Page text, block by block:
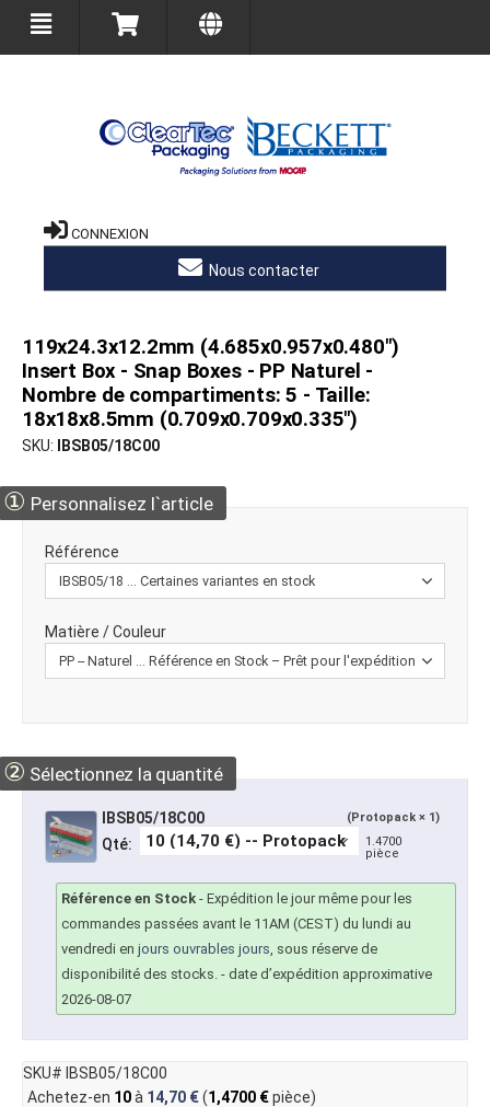
CONNEXION
Nous contacter
119x24.3x12.2mm (4.685x0.957x0.480")
Insert Box - Snap Boxes - PP Naturel -
Nombre de compartiments: 5 - Taille:
18x18x8.5mm (0.709x0.709x0.335")
SKU IBSB05/18C00
① Personnalisez l`article
Référence
Matière / Couleur
② Sélectionnez la quantité
IBSB05/18C00 (Protopack × 1)
Qté:
1.4700
pièce
Référence en Stock - Expédition le jour même pour les
commandes passées avant le 11AM (CEST) du lundi au
vendredi en jours ouvrables jours, sous réserve de
disponibilité des stocks. - date d’expédition approximative
2026-08-07
SKU# IBSB05/18C00
Achetez-en 10à 14,70 €(1,4700 €pièce)